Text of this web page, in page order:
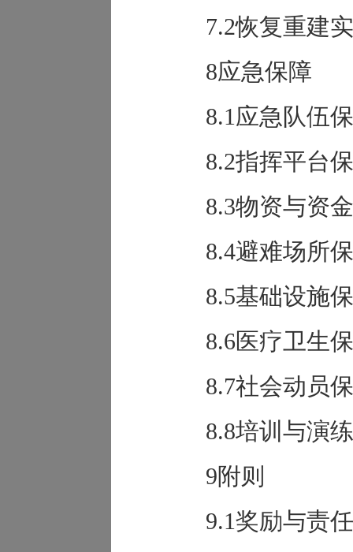
7.2恢复重建
8应急保障
8.1应急队伍
8.2指挥平台
8.3物资与资
8.4避难场所
8.5基础设施
8.6医疗卫生
8.7社会动员
8.8培训与演练
9附则
9.1奖励与责任